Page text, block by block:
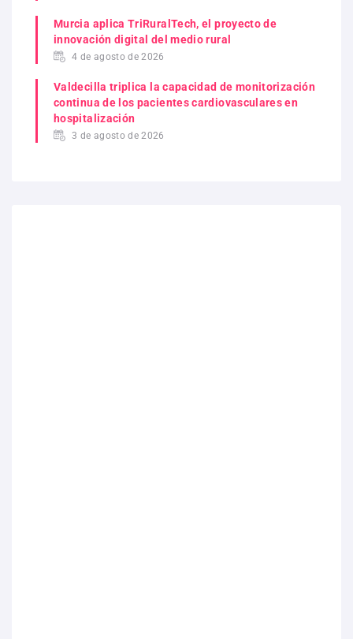
Murcia aplica TriRuralTech, el proyecto de
innovación digital del medio rural
4 de agosto de 2026
Valdecilla triplica la capacidad de monitorización
continua de los pacientes cardiovasculares en
hospitalización
3 de agosto de 2026